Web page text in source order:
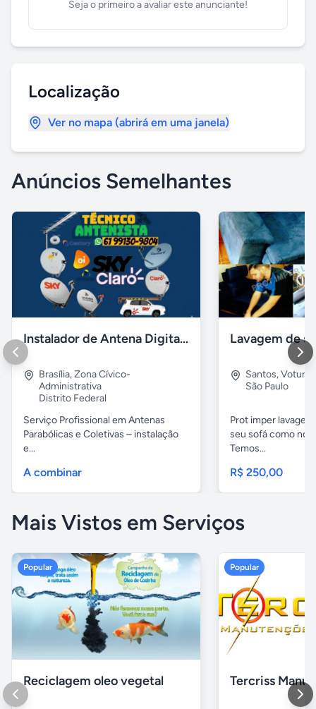
Seja o primeiro a avaliar este anunciante!
Localização
Ver no mapa (abrirá em uma janela)
Anúncios Semelhantes
Instalador de Antena Digital em Brasília
Brasília,Zona Cívico-
Administrativa
Distrito Federal
Serviço Profissional em Antenas
Parabólicas e Coletivas – instalação
e...
A combinar
Santos,Voturua
São Paulo
Prot imper
seu sofá como
Temos...
R$ 250,00
Mais Vistos em Serviços
Popular
Reciclagem oleo vegetal
Popular